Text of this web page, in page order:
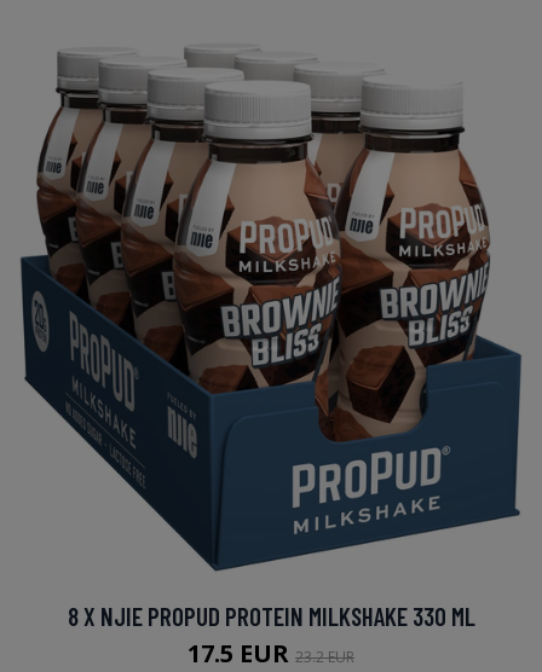
8 X NJIE PROPUD PROTEIN MILKSHAKE 330 ML
17.5 EUR 23.2 EUR